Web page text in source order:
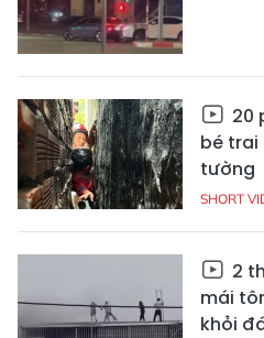
20
bé trai
tường
SHORT
2
mái
khỏi